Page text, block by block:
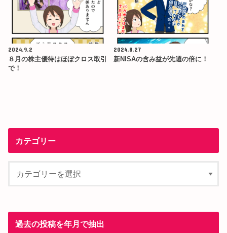
2024.9.2
８月の株主優待はほぼクロス取引
で！
2024.8.27
新NISAの含み益が先週の倍に！
カテゴリー
過去の投稿を年月で抽出